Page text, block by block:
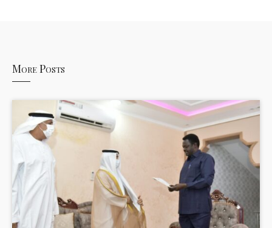
More Posts